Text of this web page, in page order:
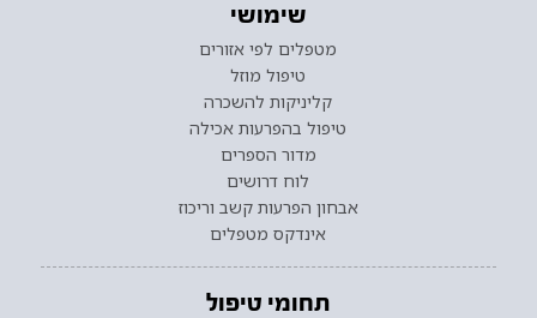
שימושי
מטפלים לפי אזורים
טיפול מוזל
קליניקות להשכרה
טיפול בהפרעות אכילה
מדור הספרים
לוח דרושים
אבחון הפרעות קשב וריכוז
אינדקס מטפלים
תחומי טיפול